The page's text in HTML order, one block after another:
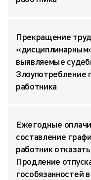
Прекращение
выявляемые
Злоупотребление
работника
Ежегодные
составление
работник
Продление
гособязанностей